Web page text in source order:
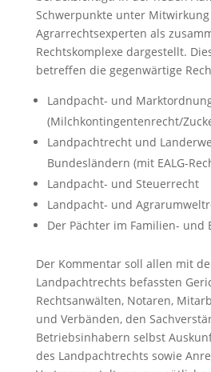
Schwerpunkte unter
Agrarrechtsexperten als
Rechtskomplexe dargestellt.
betreffen die gegenwärtige
Landpacht- und
(Milchkontingentenrecht/
Landpachtrecht und
Bundesländern (mit EALG-
Landpacht- und Steuerrecht
Landpacht- und
Der Pächter im Familien- und
Der Kommentar soll allen mit
Landpachtrechts befassten
Rechtsanwälten, Notaren,
und Verbänden, den
Betriebsinhabern selbst
des Landpachtrechts sowie